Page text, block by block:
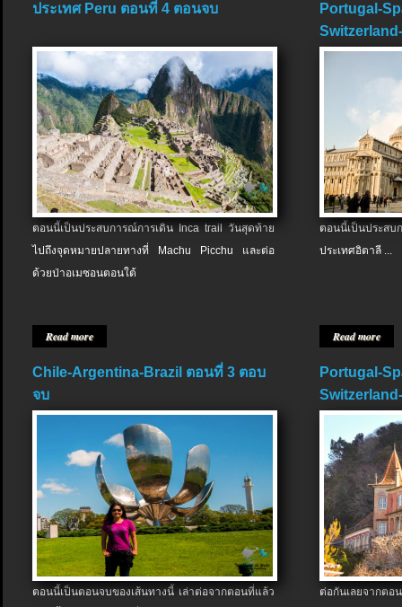
ประเทศ Peru ตอนที่ 4 ตอนจบ
ตอนนี้เป็นประสบการณ์การเดิน Inca trail วันสุดท้าย
ไปถึงจุดหมายปลายทางที่ Machu Picchu และต่อ
ด้วยป่าอเมซอนตอนใต้
Read more
Portugal-
ตอนนี้เป็นประส
ประเทศอิตาลี ...
Read more
Chile-Argentina-Brazil ตอนที่ 3 ตอบ
จบ
ตอนนี้เป็นตอนจบของเส้นทางนี้ เล่าต่อจากตอนที่แล้ว
Portugal-
ต่อกันเลยจากต